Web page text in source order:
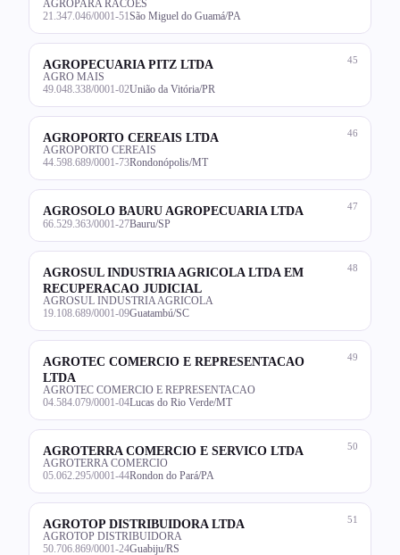
AGROPARA RACOES
21.347.046/0001-51 São Miguel do Guamá/PA
45
AGROPECUARIA PITZ LTDA
AGRO MAIS
49.048.338/0001-02União da Vitória/PR
46
AGROPORTO CEREAIS LTDA
AGROPORTO CEREAIS
44.598.689/0001-73Rondonópolis/MT
47
AGROSOLO BAURU AGROPECUARIA LTDA
66.529.363/0001-27Bauru/SP
48
AGROSUL INDUSTRIA AGRICOLA LTDA EM
RECUPERACAO JUDICIAL
AGROSUL INDUSTRIA AGRICOLA
19.108.689/0001-09Guatambú/SC
49
AGROTEC COMERCIO E REPRESENTACAO
LTDA
AGROTEC COMERCIO E REPRESENTACAO
04.584.079/0001-04Lucas do Rio Verde/MT
50
AGROTERRA COMERCIO E SERVICO LTDA
AGROTERRA COMERCIO
05.062.295/0001-44Rondon do Pará/PA
51
AGROTOP DISTRIBUIDORA LTDA
AGROTOP DISTRIBUIDORA
50.706.869/0001-24Guabiju/RS